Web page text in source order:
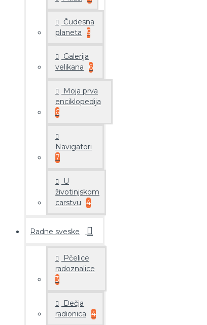
Čudesna
planeta
5
Galerija
velikana
6
Moja prva
enciklopedija
6
Navigatori
7
U
životinjskom
carstvu
4
Radne sveske
Pčelice
radoznalice
3
Dečja
radionica
4